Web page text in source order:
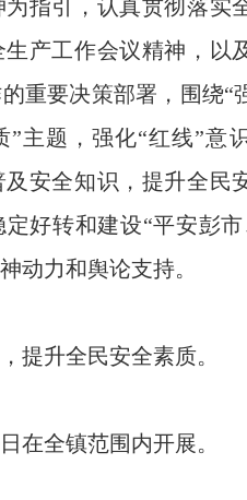
指引，认真贯彻落实
产工作会议精神，以
重要决策部署，围绕“
主题，强化“红线”意
安全知识，提升全民
好转和建设“平安彭
动力和舆论支持。
升全民安全素质。
全镇范围内开展。